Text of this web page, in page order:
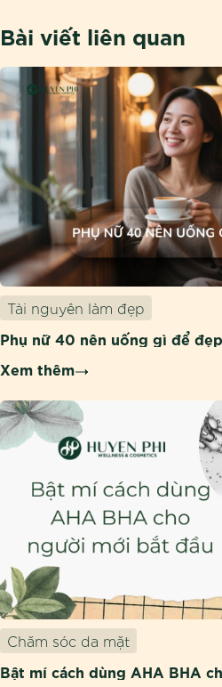
Bài viết liên quan
Tài nguyên làm đẹp
Phụ nữ 40 nên uống gì để
Xem thêm
Chăm sóc da mặt
Bật mí cách dùng AHA BHA